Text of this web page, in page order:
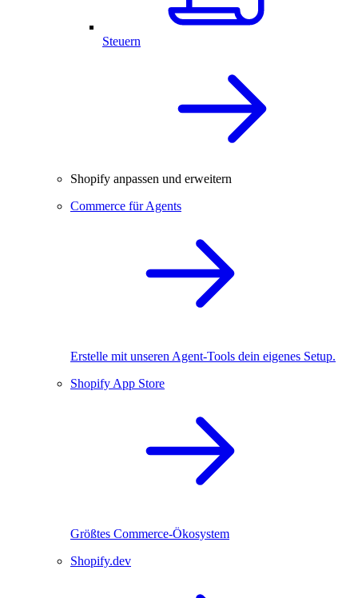
Steuern
Shopify anpassen und erweitern
Commerce für Agents
Erstelle mit unseren Agent-Tools dein eigenes Setup.
Shopify App Store
Größtes Commerce-Ökosystem
Shopify.dev